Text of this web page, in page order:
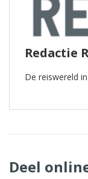
Redactie
De reiswereld
Deel